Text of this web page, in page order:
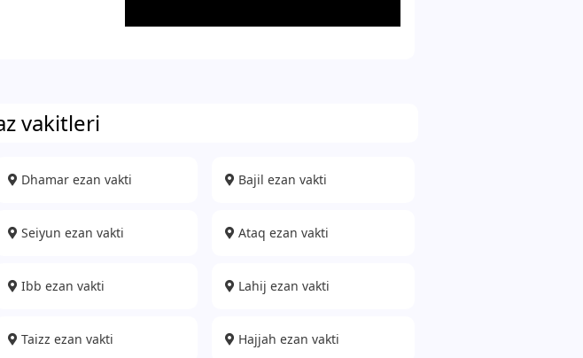
vakitleri
Dhamar ezan vakti Bajil ezan vakti
Seiyun ezan vakti Ataq ezan vakti
Ibb ezan vakti Lahij ezan vakti
Taizz ezan vakti Hajjah ezan vakti